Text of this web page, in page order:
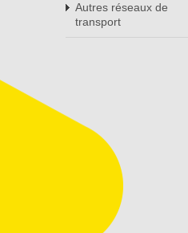
Autres réseaux de
transport